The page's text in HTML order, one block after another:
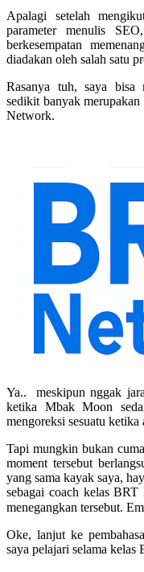
Apalagi setelah
parameter menulis
berkesempatan
diadakan oleh salah satu
Rasanya tuh, saya bisa
sedikit banyak
Network.
Ya.. meskipun nggak
ketika Mbak Moon
mengoreksi sesuatu ketika
Tapi mungkin bukan
moment tersebut
yang sama kayak saya,
sebagai coach kelas BRT
menegangkan tersebut.
Oke, lanjut ke
saya pelajari selama kelas